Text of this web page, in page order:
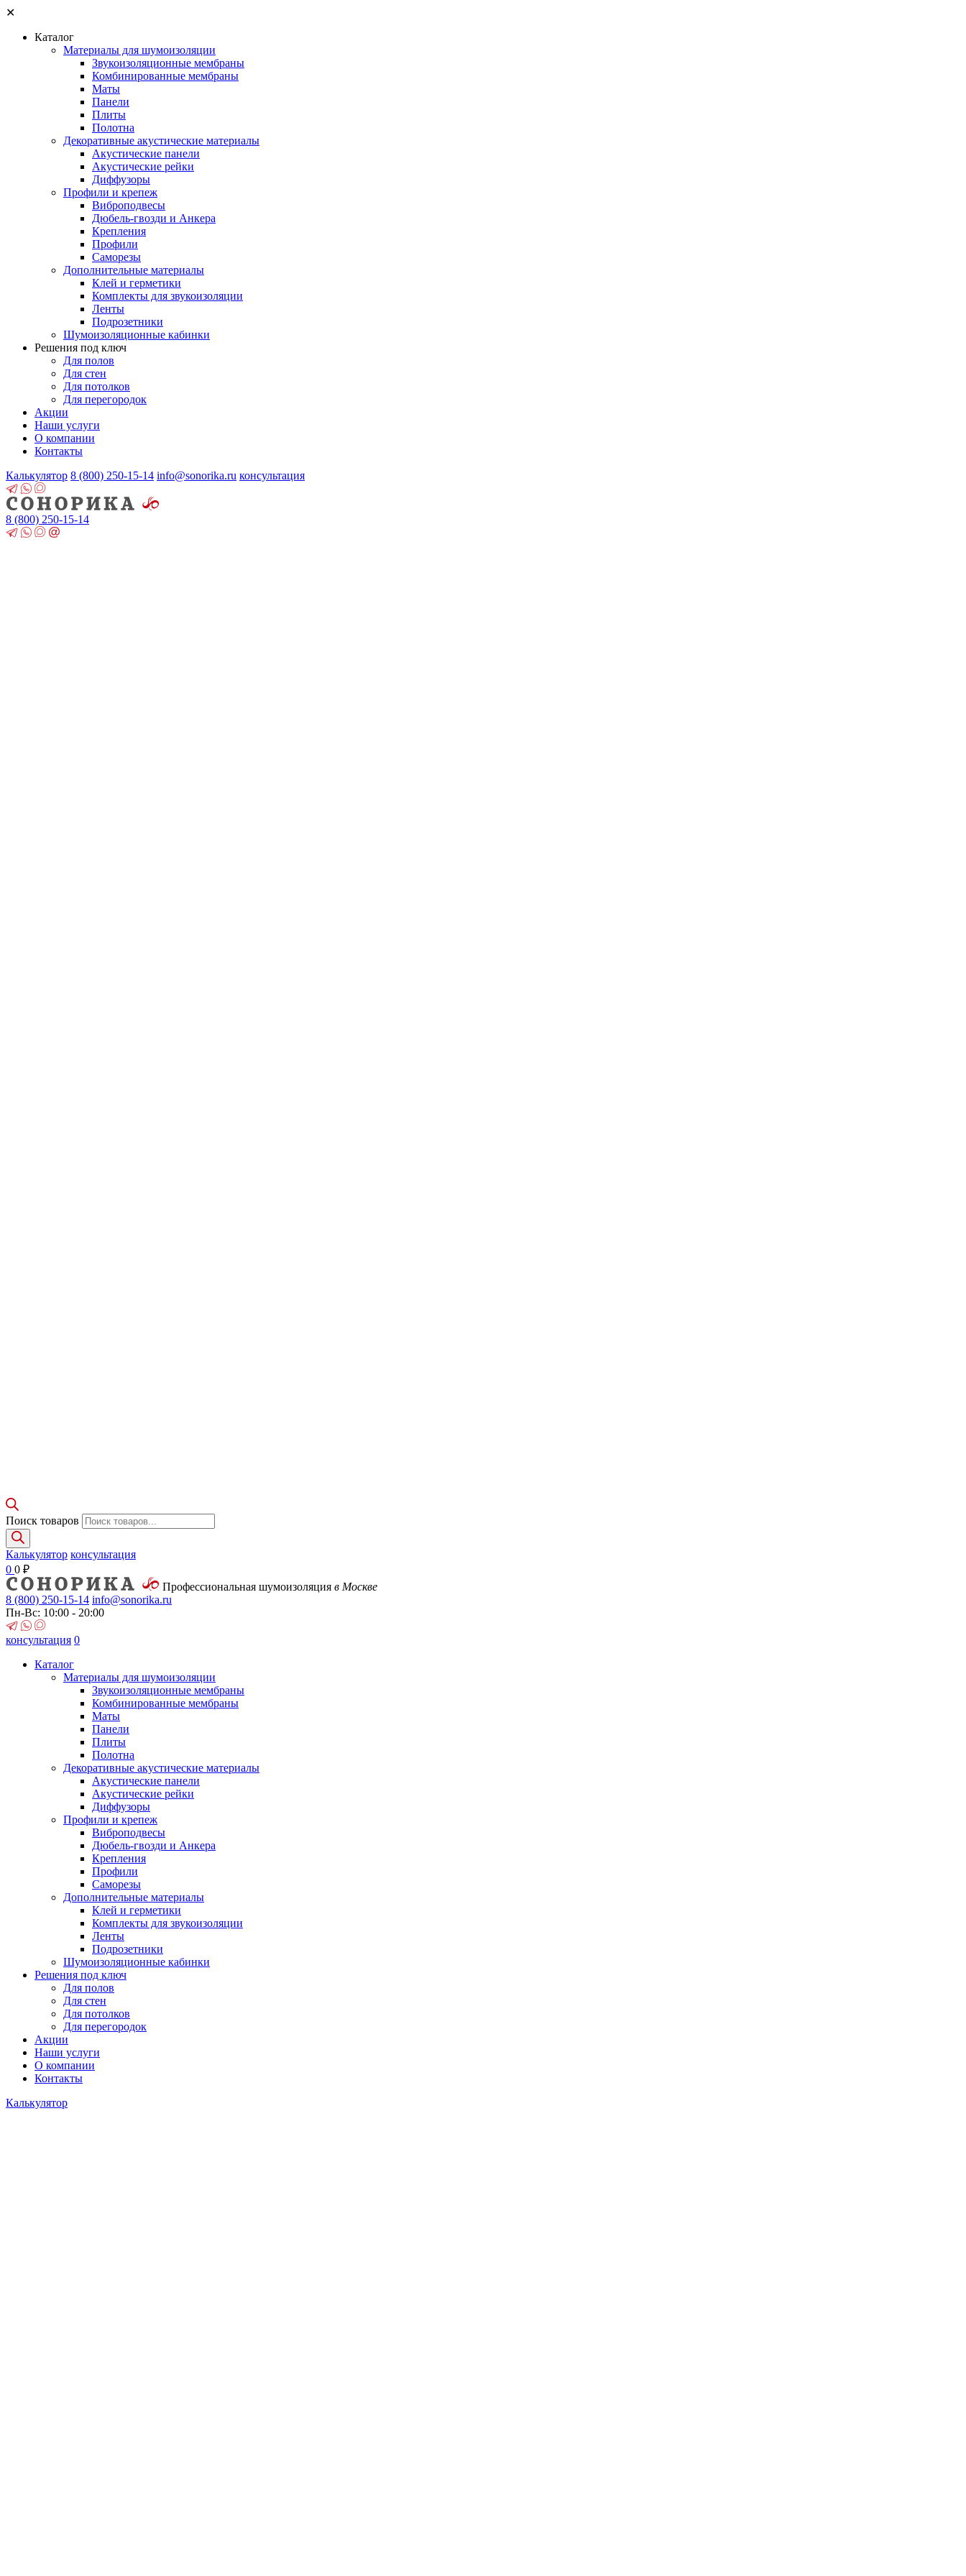
✕
Каталог
Материалы для шумоизоляции
Звукоизоляционные мембраны
Комбинированные мембраны
Маты
Панели
Плиты
Полотна
Декоративные акустические материалы
Акустические панели
Акустические рейки
Диффузоры
Профили и крепеж
Виброподвесы
Дюбель-гвозди и Анкера
Крепления
Профили
Саморезы
Дополнительные материалы
Клей и герметики
Комплекты для звукоизоляции
Ленты
Подрозетники
Шумоизоляционные кабинки
Решения под ключ
Для полов
Для стен
Для потолков
Для перегородок
Акции
Наши услуги
О компании
Контакты
Калькулятор 8 (800) 250-15-14 info@sonorika.ru консультация
8 (800) 250-15-14
Поиск товаров
Калькулятор консультация
0 0 ₽
Профессиональная шумоизоляция в Москве
8 (800) 250-15-14 info@sonorika.ru
Пн-Вс: 10:00 - 20:00
консультация 0
Каталог
Материалы для шумоизоляции
Звукоизоляционные мембраны
Комбинированные мембраны
Маты
Панели
Плиты
Полотна
Декоративные акустические материалы
Акустические панели
Акустические рейки
Диффузоры
Профили и крепеж
Виброподвесы
Дюбель-гвозди и Анкера
Крепления
Профили
Саморезы
Дополнительные материалы
Клей и герметики
Комплекты для звукоизоляции
Ленты
Подрозетники
Шумоизоляционные кабинки
Решения под ключ
Для полов
Для стен
Для потолков
Для перегородок
Акции
Наши услуги
О компании
Контакты
Калькулятор